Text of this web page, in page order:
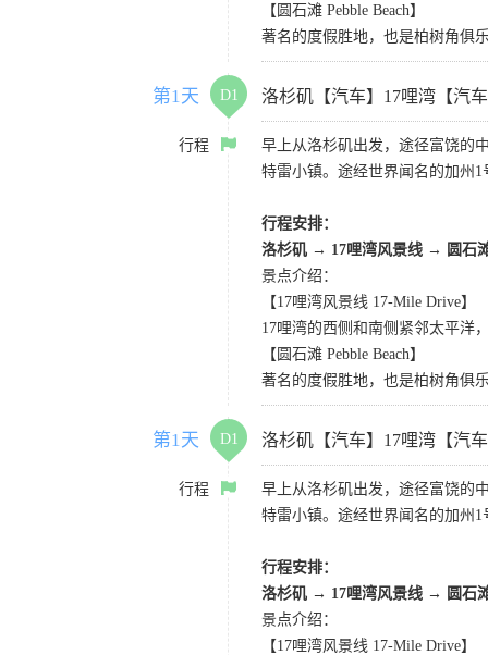
【圆石滩 Pebble Beach】
著名的度假胜地，也是柏树角俱
第1天 D1 洛杉矶【汽车】17哩湾【汽
行程
早上从洛杉矶出发，途径富饶的
特雷小镇。途经世界闻名的加州
行程安排：
洛杉矶 → 17哩湾风景线 → 圆石
景点介绍：
【17哩湾风景线 17-Mile Drive】
17哩湾的西侧和南侧紧邻太平洋
【圆石滩 Pebble Beach】
著名的度假胜地，也是柏树角俱
第1天 D1 洛杉矶【汽车】17哩湾【汽
行程
早上从洛杉矶出发，途径富饶的
特雷小镇。途经世界闻名的加州
行程安排：
洛杉矶 → 17哩湾风景线 → 圆石
景点介绍：
【17哩湾风景线 17-Mile Drive】